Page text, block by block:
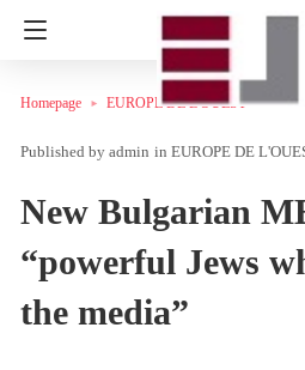
Homepage EUROPE DE L'OUEST
admin in EUROPE DE
New Bulgarian
“powerful Jews
the media”